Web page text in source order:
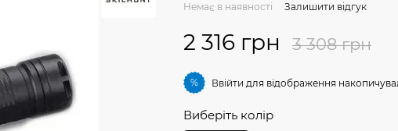
Немає в наявності Залишити відгук
2 316 грн 3 308 грн
% Ввійти для відображення
Виберіть колір